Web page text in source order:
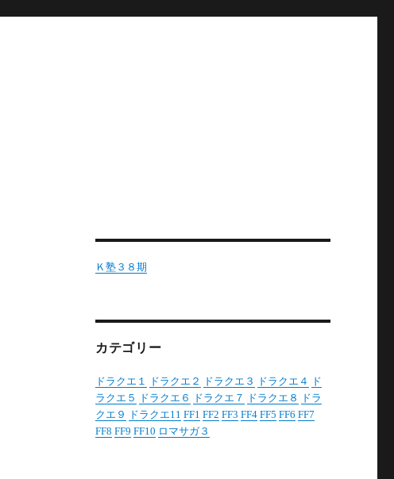
Ｋ塾３８期
カテゴリー
ドラクエ１ ドラクエ２ ドラクエ３ ドラクエ４
ド
ラクエ５
ドラクエ６ ドラクエ７ ドラクエ８
ドラ
クエ９
ドラクエ11 FF1 FF2 FF3 FF4 FF5 FF6 FF7
FF8 FF9 FF10 ロマサガ３